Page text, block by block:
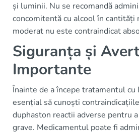
și luminii. Nu se recomandă
concomitentă cu alcool în cantități
moderat nu este contraindicat
Siguranța și
Importante
Înainte de a începe tratamentul cu
esențial să cunoști
duphaston reactii adverse pentru
grave. Medicamentul poate fi